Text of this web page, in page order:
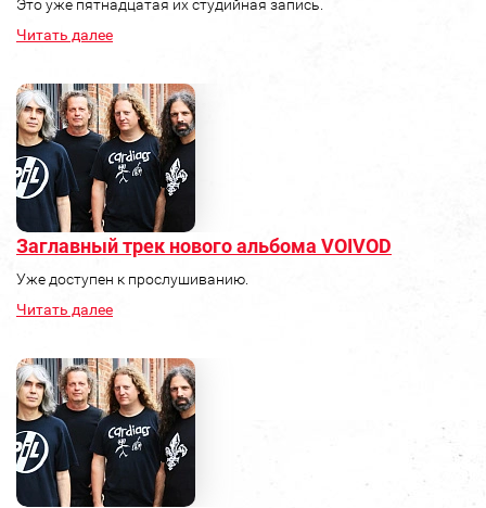
Это уже пятнадцатая их студийная запись.
Читать далее
Заглавный трек нового альбома VOIVOD
Уже доступен к прослушиванию.
Читать далее